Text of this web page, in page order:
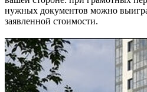
нужных документов можно
заявленной стоимости.